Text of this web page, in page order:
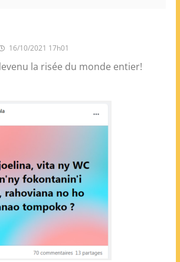
16/10/2021 17h01
la risée du monde entier!